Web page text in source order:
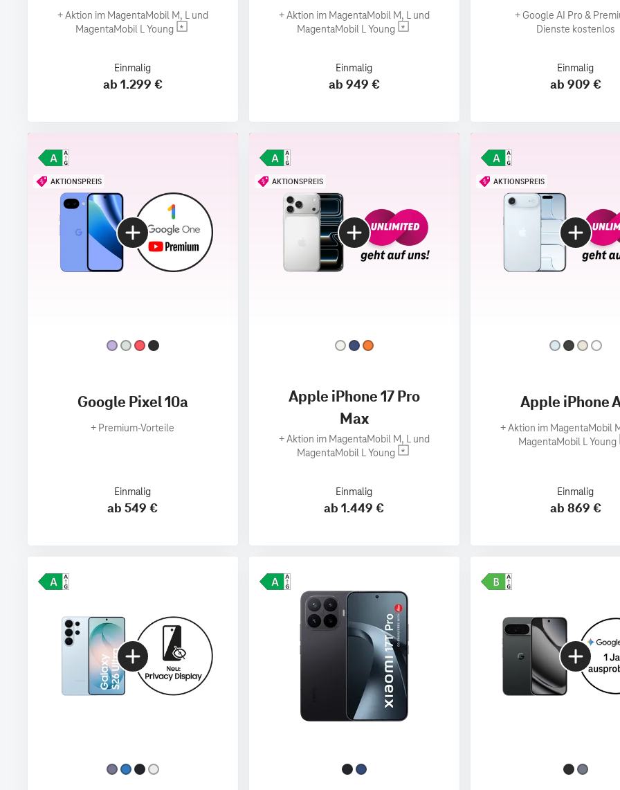
+Aktion im MagentaMobil M, L und
MagentaMobil L Young
Einmalig
ab 1.299 €
+Aktion im MagentaMobil M, L und
MagentaMobil L Young
Einmalig
ab 949 €
+Google AI Pro &
Dienste kostenlos
Einmalig
ab 909 €
AKTIONSPREIS
Google Pixel 10a
+ Premium‑Vorteile
Einmalig
ab 549 €
AKTIONSPREIS
Apple iPhone 17 Pro
Max
+Aktion im MagentaMobil M, L und
MagentaMobil L Young
Einmalig
ab 1.449 €
AKTIONSPREIS
Apple iPhone
+Aktion im MagentaMobil
MagentaMobil L Young
Einmalig
ab 869 €